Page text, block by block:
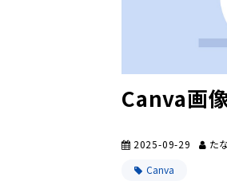
Canva画
2025-09-29
た
Canva